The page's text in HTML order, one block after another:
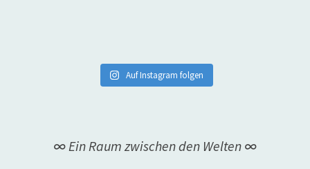
Auf Instagram folgen
∞ Ein Raum zwischen den Welten ∞